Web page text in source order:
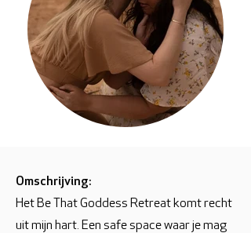
Omschrijving:
Het Be That Goddess Retreat komt recht
uit mijn hart. Een safe space waar je mag